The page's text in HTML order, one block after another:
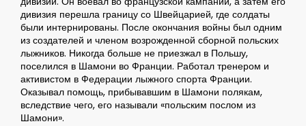
дивизия перешла границу со Швейцарией, где солдаты
были интернированы. После окончания войны был одним
из создателей и членом возрожденной сборной польских
лыжников. Никогда больше не приезжал в Польшу,
поселился в Шамони во Франции. Работал тренером и
активистом в Федерации лыжного спорта Франции.
Оказывал помощь, прибывавшим в Шамони полякам,
вследствие чего, его называли «польским послом из
Шамони».